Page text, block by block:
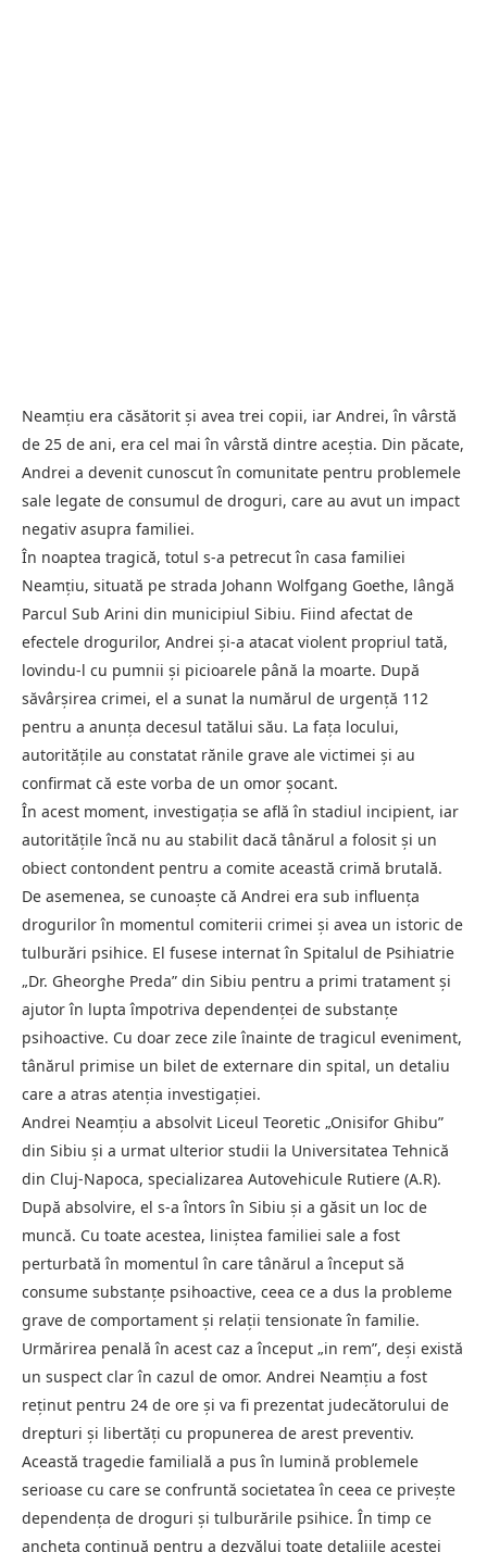
Neamțiu era căsătorit și avea trei copii, iar Andrei, în vârstă
de 25 de ani, era cel mai în vârstă dintre aceștia. Din păcate,
Andrei a devenit cunoscut în comunitate pentru problemele
sale legate de consumul de droguri, care au avut un impact
negativ asupra familiei.
În noaptea tragică, totul s-a petrecut în casa familiei
Neamțiu, situată pe strada Johann Wolfgang Goethe, lângă
Parcul Sub Arini din municipiul Sibiu. Fiind afectat de
efectele drogurilor, Andrei și-a atacat violent propriul tată,
lovindu-l cu pumnii și picioarele până la moarte. După
săvârșirea crimei, el a sunat la numărul de urgență 112
pentru a anunța decesul tatălui său. La fața locului,
autoritățile au constatat rănile grave ale victimei și au
confirmat că este vorba de un omor șocant.
În acest moment, investigația se află în stadiul incipient, iar
autoritățile încă nu au stabilit dacă tânărul a folosit și un
obiect contondent pentru a comite această crimă brutală.
De asemenea, se cunoaște că Andrei era sub influența
drogurilor în momentul comiterii crimei și avea un istoric de
tulburări psihice. El fusese internat în Spitalul de Psihiatrie
„Dr. Gheorghe Preda” din Sibiu pentru a primi tratament și
ajutor în lupta împotriva dependenței de substanțe
psihoactive. Cu doar zece zile înainte de tragicul eveniment,
tânărul primise un bilet de externare din spital, un detaliu
care a atras atenția investigației.
Andrei Neamțiu a absolvit Liceul Teoretic „Onisifor Ghibu”
din Sibiu și a urmat ulterior studii la Universitatea Tehnică
din Cluj-Napoca, specializarea Autovehicule Rutiere (A.R).
După absolvire, el s-a întors în Sibiu și a găsit un loc de
muncă. Cu toate acestea, liniștea familiei sale a fost
perturbată în momentul în care tânărul a început să
consume substanțe psihoactive, ceea ce a dus la probleme
grave de comportament și relații tensionate în familie.
Urmărirea penală în acest caz a început „in rem”, deși există
un suspect clar în cazul de omor. Andrei Neamțiu a fost
reținut pentru 24 de ore și va fi prezentat judecătorului de
drepturi și libertăți cu propunerea de arest preventiv.
Această tragedie familială a pus în lumină problemele
serioase cu care se confruntă societatea în ceea ce privește
dependența de droguri și tulburările psihice. În timp ce
ancheta continuă pentru a dezvălui toate detaliile acestei